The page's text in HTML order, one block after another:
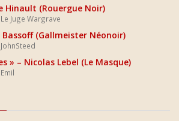
Hinault (Rouergue Noir)
Le Juge Wargrave
Bassoff (Gallmeister Néonoir)
JohnSteed
» – Nicolas Lebel (Le Masque)
Emil